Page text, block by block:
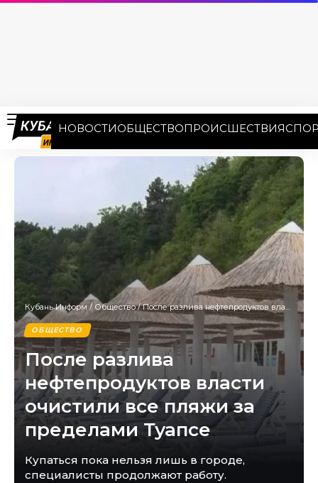
НОВОСТИОБЩЕСТВОПРОИСШЕСТВИЯ
Кубань Информ / Общество/После разлива нефтепродуктов власти очистили все пляжи за пределами Туапсе
ОБЩЕСТВО
После разлива
нефтепродуктов власти
очистили все пляжи за
пределами Туапсе
Купаться пока нельзя лишь в городе,
специалисты продолжают работу.